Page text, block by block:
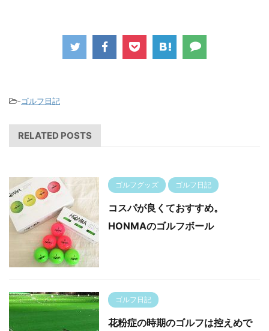
-ゴルフ日記
RELATED POSTS
ゴルフグッズ ゴルフ日記
コスパが良くておすすめ。
HONMAのゴルフボール
ゴルフ日記
花粉症の時期のゴルフは控えめで